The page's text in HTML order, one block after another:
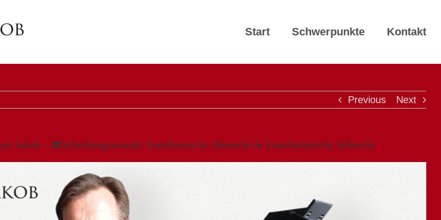
Start Schwerpunkte Kontakt
Previous Next
Jakob – ☎️Scheidungsanwalt, Familienrecht, Eherecht & Unterhaltsrecht, Erbrecht